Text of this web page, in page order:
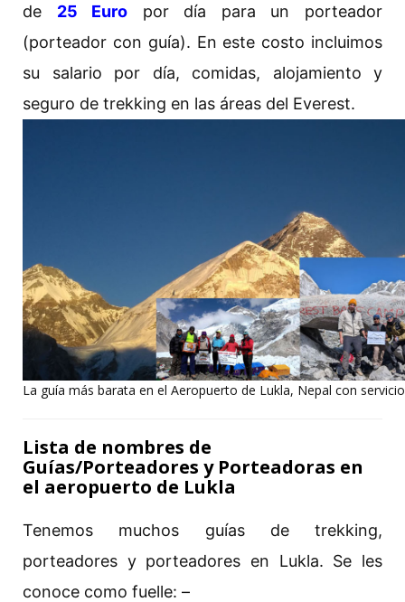
de 25 Euro
por día para un porteador
(porteador con guía). En este costo incluimos
su salario por día, comidas, alojamiento y
seguro de trekking en las áreas del Everest.
La guía más barata en el Aeropuerto de Lukla, Nepal con
Lista de nombres de
Guías/Porteadores y Porteadoras en
el aeropuerto de Lukla
Tenemos muchos guías de trekking,
porteadores y porteadores en Lukla. Se les
conoce como fuelle: –